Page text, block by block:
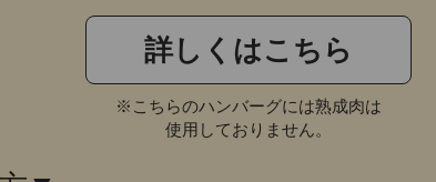
詳しくはこちら
※こちらのハンバーグには熟成肉は
使用しておりません。